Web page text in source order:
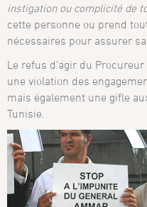
instigation ou complicité de
cette personne ou prend
nécessaires pour assurer
Le refus d’agir du
une violation des
mais également une gifle
Tunisie.